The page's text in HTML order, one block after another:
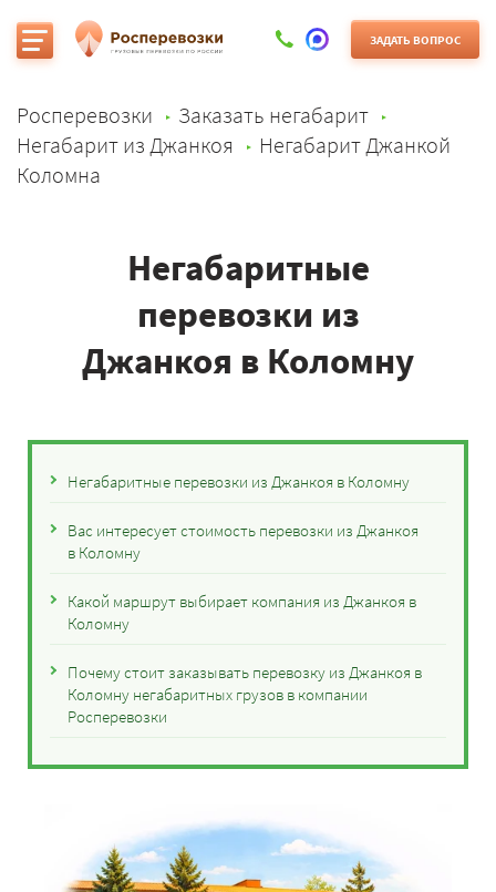
ЗАДАТЬ ВОПРОС
Росперевозки
Заказать негабарит
Негабарит из Джанкоя
Негабарит Джанкой
Коломна
Негабаритные
перевозки из
Джанкоя в Коломну
Негабаритные перевозки из Джанкоя в Коломну
Вас интересует стоимость перевозки из Джанкоя
в Коломну
Какой маршрут выбирает компания из Джанкоя в
Коломну
Почему стоит заказывать перевозку из Джанкоя в
Коломну негабаритных грузов в компании
Росперевозки